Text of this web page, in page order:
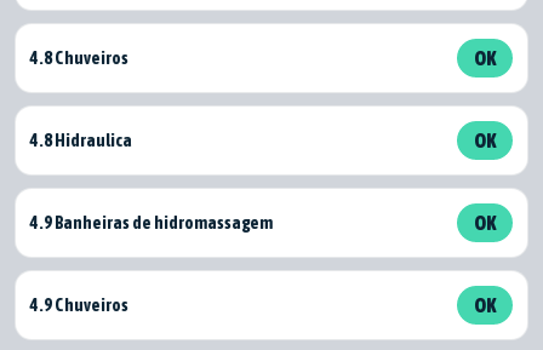
4.8 Chuveiros OK
4.8 Hidraulica OK
4.9 Banheiras de hidromassagem OK
4.9 Chuveiros OK